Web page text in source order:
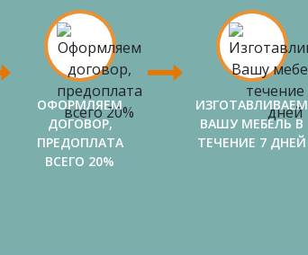
ОФОРМЛЯЕМ
ДОГОВОР,
ПРЕДОПЛАТА
ВСЕГО 20%
ИЗГОТАВЛИВАЕМ
ВАШУ МЕБЕЛЬ В
ТЕЧЕНИЕ 7 ДНЕЙ